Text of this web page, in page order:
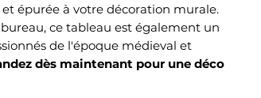
épurée à votre décoration murale.
ce tableau est également un
de l'époque médieval et
dès maintenant pour une déco